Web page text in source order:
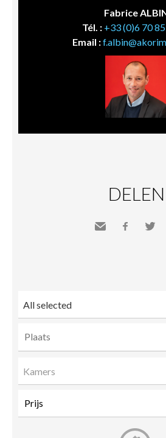
Fabrice
Tél. : +33 (0)6 70
Email :
DELEN
All selected
Kamers